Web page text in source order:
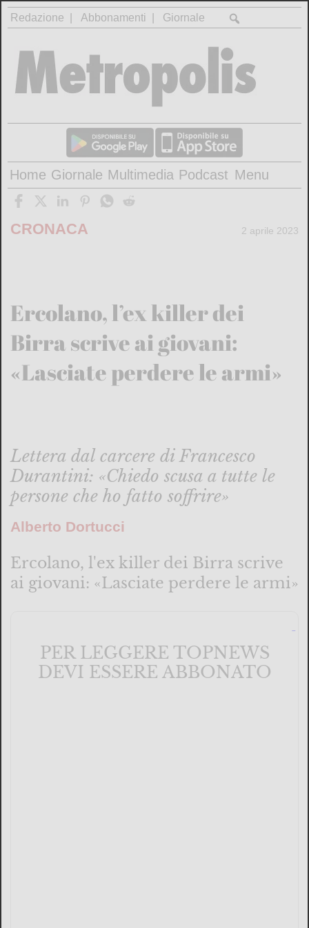
Redazione Abbonamenti Giornale
Home Giornale Multimedia Podcast Menu
CRONACA 2 aprile 2023
Ercolano, l’ex killer dei
Birra scrive ai giovani:
«Lasciate perdere le armi»
Lettera dal carcere di Francesco
Durantini: «Chiedo scusa a tutte le
persone che ho fatto soffrire»
Alberto Dortucci
Ercolano, l'ex killer dei Birra scrive
ai giovani: «Lasciate perdere le armi»
PER LEGGERE TOPNEWS
DEVI ESSERE ABBONATO